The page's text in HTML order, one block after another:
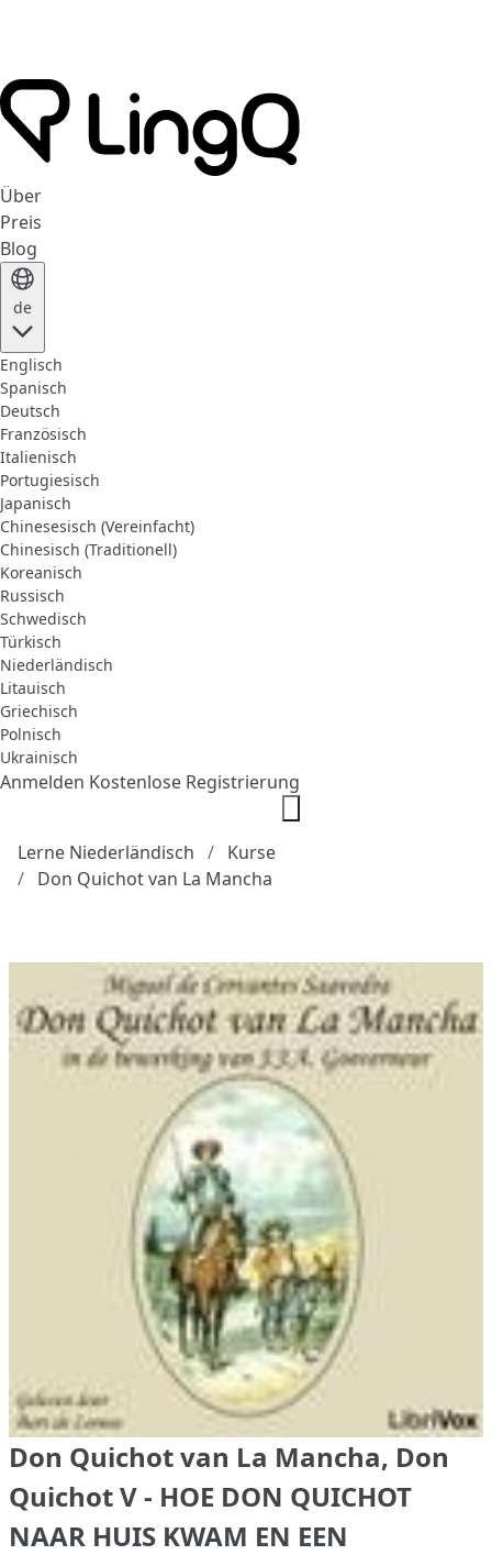
Über
Preis
Blog
de
Englisch
Spanisch
Deutsch
Französisch
Italienisch
Portugiesisch
Japanisch
Chinesesisch (Vereinfacht)
Chinesisch (Traditionell)
Koreanisch
Russisch
Schwedisch
Türkisch
Niederländisch
Litauisch
Griechisch
Polnisch
Ukrainisch
Anmelden Kostenlose Registrierung
Lerne Niederländisch
Kurse
Don Quichot van La Mancha
Don Quichot van La Mancha, Don
Quichot V - HOE DON QUICHOT
NAAR HUIS KWAM EN EEN